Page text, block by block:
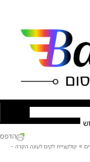
» קולקציית לקים לעונה הקרה –
הדפס